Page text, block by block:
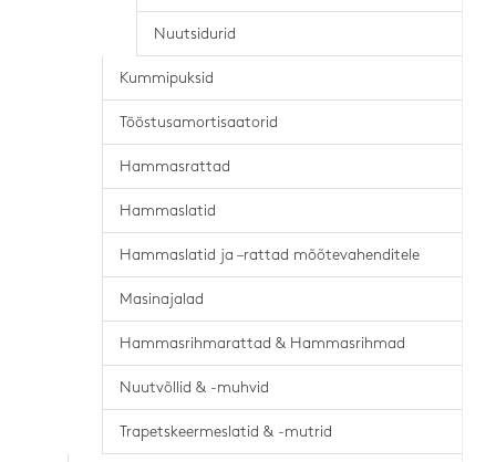
Nuutsidurid
Kummipuksid
Tööstusamortisaatorid
Hammasrattad
Hammaslatid
Hammaslatid ja –rattad mõõtevahenditele
Masinajalad
Hammasrihmarattad & Hammasrihmad
Nuutvõllid & -muhvid
Trapetskeermeslatid & -mutrid